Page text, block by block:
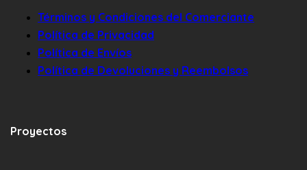
Términos y Condiciones del Comerciante
Política de Privacidad
Política de Envíos
Política de Devoluciones y Reembolsos
Proyectos